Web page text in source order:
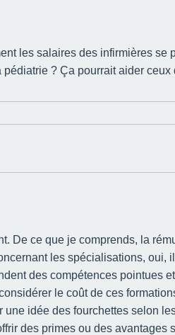
les salaires des infirmières
? Ça pourrait aider
De ce que je comprends, la
les spécialisations,
des compétences pointues
le coût de ces
une idée des fourchettes selon
des primes ou des